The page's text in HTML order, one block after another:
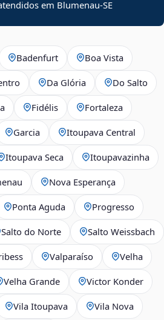
em Blumenau-SE
Badenfurt Boa Vista
Da Glória Do Salto
Fidélis Fortaleza
Garcia Itoupava Central
Itoupava Seca Itoupavazinha
Nova Esperança
Ponta Aguda Progresso
Salto do Norte Salto Weissbach
Valparaíso Velha
Velha Grande Victor Konder
Vila Itoupava Vila Nova